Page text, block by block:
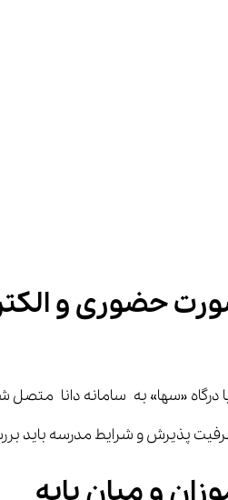
حضوری و
«سها» به سامانه دانا متصل